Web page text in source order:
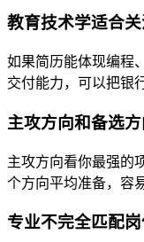
教育技术学适合关
如果简历能体现编程
交付能力，可以把银
主攻方向和备选方
主攻方向看你最强的
个方向平均准备，容
专业不完全匹配岗